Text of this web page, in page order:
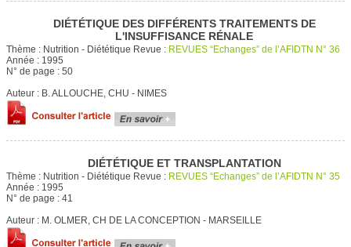
DIÉTÉTIQUE DES DIFFÉRENTS TRAITEMENTS DE
L'INSUFFISANCE RÉNALE
Thème : Nutrition - Diététique Revue : REVUES “Echanges” de l’AFIDTN N° 36
Année : 1995
N° de page : 50
Auteur : B. ALLOUCHE, CHU - NIMES
DIÉTÉTIQUE ET TRANSPLANTATION
Thème : Nutrition - Diététique Revue : REVUES “Echanges” de l’AFIDTN N° 35
Année : 1995
N° de page : 41
Auteur : M. OLMER, CH DE LA CONCEPTION - MARSEILLE